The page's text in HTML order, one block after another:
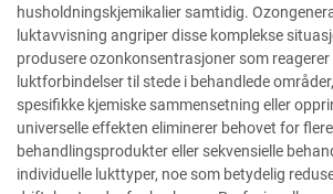
husholdningskjemikalier samtidig.
luktavvisning angriper disse komplekse
produsere ozonkonsentrasjoner som
luktforbindelser til stede i behandlede
spesifikke kjemiske sammensetning eller
universelle effekten eliminerer behovet for flere
behandlingsprodukter eller sekvensielle
individuelle lukttyper, noe som betydelig